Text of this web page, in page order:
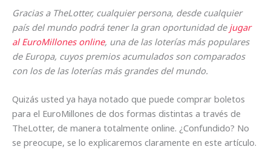
Gracias a TheLotter, cualquier persona, desde cualquier
país del mundo podrá tener la gran oportunidad de jugar
al EuroMillones online, una de las loterías más populares
de Europa, cuyos premios acumulados son comparados
con los de las loterías más grandes del mundo.
Quizás usted ya haya notado que puede comprar boletos
para el EuroMillones de dos formas distintas a través de
TheLotter, de manera totalmente online. ¿Confundido? No
se preocupe, se lo explicaremos claramente en este artículo.